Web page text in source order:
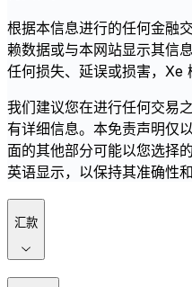
根据本信息进行的任何金融
赖数据或与本网站显示其信
任何损失、延误或损害，Xe
我们建议您在进行任何交易
有详细信息。本免责声明仅
面的其他部分可能以您选择
英语显示，以保持其准确性和
汇款